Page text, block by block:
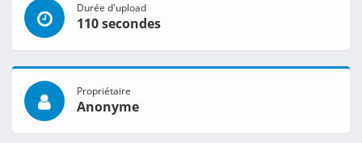
Durée d'upload
110 secondes
Propriétaire
Anonyme